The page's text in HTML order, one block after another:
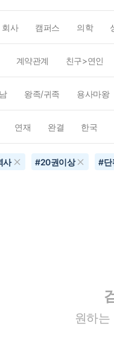
회사 캠퍼스 의학
계약관계 친구>연인
왕족/귀족 용사마왕
연재 완결 한국
사 #20권이상 #단
원하는